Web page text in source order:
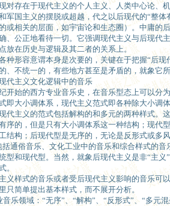
对存在于现代主义的个人主义、人类中心论、
军国主义的摆脱或超越，代之以后现代的“整体
或相关的层面，如宇宙论和生态圈）。中庸的
、公正地看待一切。它强调现代主义与后现代
放在历史与逻辑及其二者的关系上。
种形容意谓本身是次要的，关键在于把握“后
、不统一的，有些地方甚至是矛盾的，就象它
代主义文化逻辑中的音乐
开始的西方专业音乐史，在音乐型态上可以分
即大小调体系，现代主义范式即各种除大小调
代主义的范式包括解构的和多元的两种样式。
序的，但是只有大小调体系这一种结构；现代
结构；后现代型是无序的，无论是反形式或多
括通俗音乐、文化工业中的音乐和综合样式的
型和现代型。当然，就象后现代主义是非“主
。
义样式的音乐或者受后现代主义影响的音乐可
只简单提出基本样式，而不展开分析。
音乐领域：“无序”、“解构”、“反形式”、“多元